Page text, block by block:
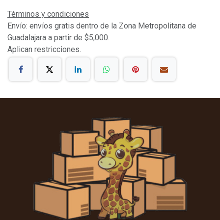
Términos y condiciones
Envío: envíos gratis dentro de la Zona Metropolitana de
Guadalajara a partir de $5,000.
Aplican restricciones.